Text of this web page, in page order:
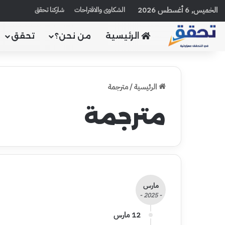
الخميس, 6 أغسطس 2026 الشكاوى والاقتراحات شاركنا تحقق
الرئيسية من نحن؟ تحقق
الرئيسية/مترجمة
مترجمة
مارس
- 2025 -
12 مارس